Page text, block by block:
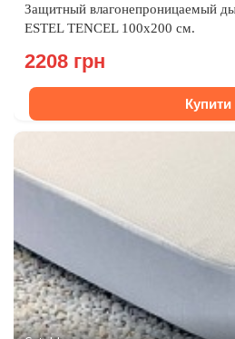
Защитный влагонепроницаемый
ESTEL TENCEL 100х200 см.
2208 грн
Купити